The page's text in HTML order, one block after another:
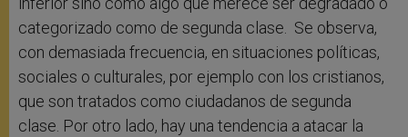
categorizado como de segunda clase. Se observa,
con demasiada frecuencia, en situaciones políticas,
sociales o culturales, por ejemplo con los cristianos,
que son tratados como ciudadanos de segunda
clase. Por otro lado, hay una tendencia a atacar la